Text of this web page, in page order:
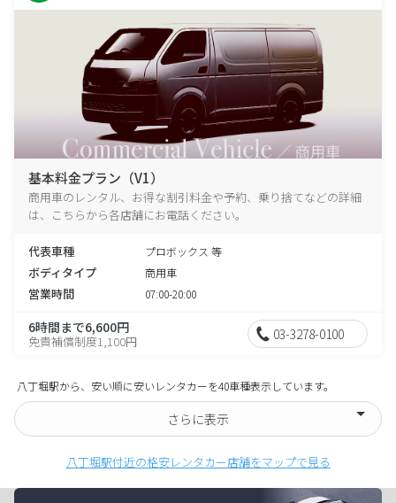
基本料金プラン（V1）
商用車のレンタル、お得な割引料金や予約、乗り捨てなどの詳細
は、こちらから各店舗にお電話ください。
代表車種 プロボックス 等
ボディタイプ 商用車
営業時間 07:00-20:00
6時間まで6,600円
免責補償制度1,100円 03-3278-0100
八丁堀駅から、安い順に安いレンタカーを40車種表示しています。
さらに表示
八丁堀駅付近の格安レンタカー店舗をマップで見る